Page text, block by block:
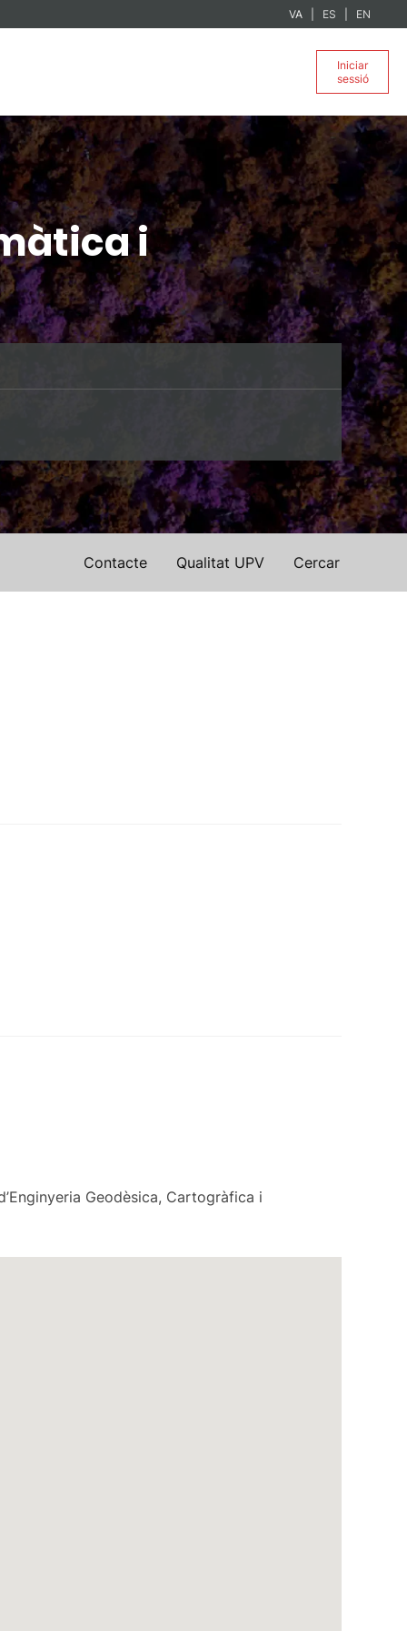
VA ES EN
Iniciar
sessió
i
Cercar
Qualitat UPV
Contacte
Geodèsica, Cartogràfica i